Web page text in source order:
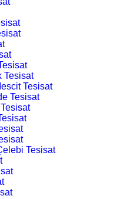
Tesisat
Tesisat
Tesisat
Tesisat